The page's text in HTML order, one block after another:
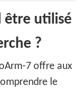
être utilisé
?
7 offre aux
le